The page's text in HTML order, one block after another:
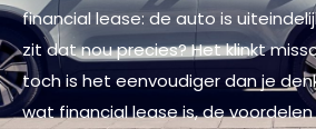
financial lease: de auto is
zit dat nou precies? Het klinkt
toch is het eenvoudiger dan je
wat financial lease is, de